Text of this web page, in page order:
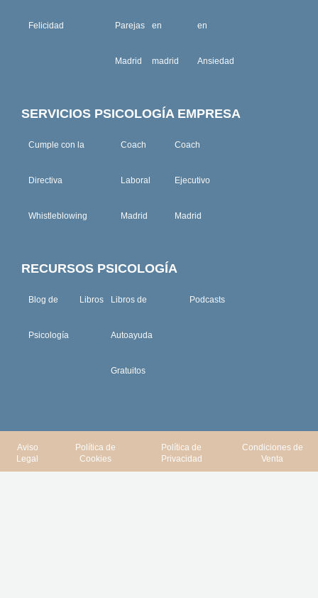
Felicidad Parejas
Madrid
en
madrid
en
Ansiedad
SERVICIOS PSICOLOGÍA EMPRESA
Cumple con la
Directiva
Whistleblowing
Coach
Laboral
Madrid
Coach
Ejecutivo
Madrid
RECURSOS PSICOLOGÍA
Blog de
Psicología
Libros Libros de
Autoayuda
Gratuitos
Podcasts
Aviso
Legal
Política de
Cookies
Política de
Privacidad
Condiciones de
Venta